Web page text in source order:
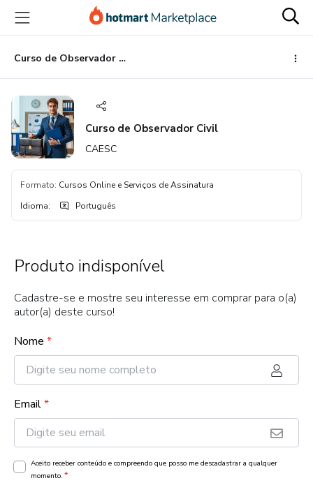
para
conteúdo
principal
para
pagamento
para
rodapé
Curso de Observador Civil
Curso de Observador Civil
CAESC
Formato: Cursos Online e Serviços de Assinatura
Idioma: Português
Produto indisponível
Cadastre-se e mostre seu interesse em comprar para o(a)
autor(a) deste curso!
Nome *
Email*
Aceito receber conteúdo e compreendo que posso me descadastrar a qualquer
momento. *